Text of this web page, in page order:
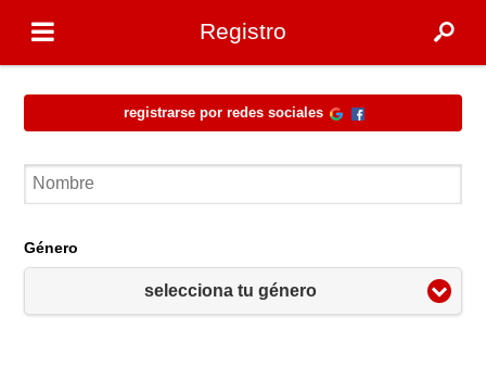
Registro
Registrarse por redes sociales
Género
selecciona tu género